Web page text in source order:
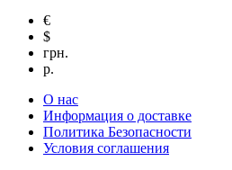
€
$
грн.
р.
О нас
Информация о доставке
Политика Безопасности
Условия соглашения